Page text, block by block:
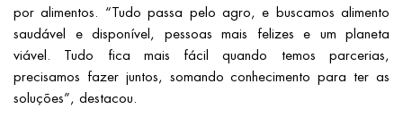
por alimentos. “Tudo passa pelo agro, e buscamos alimento
saudável e disponível, pessoas mais felizes e um planeta
viável. Tudo fica mais fácil quando temos parcerias,
precisamos fazer juntos, somando conhecimento para ter as
soluções”, destacou.